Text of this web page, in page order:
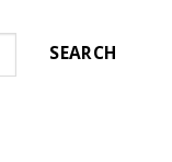
SEARCH